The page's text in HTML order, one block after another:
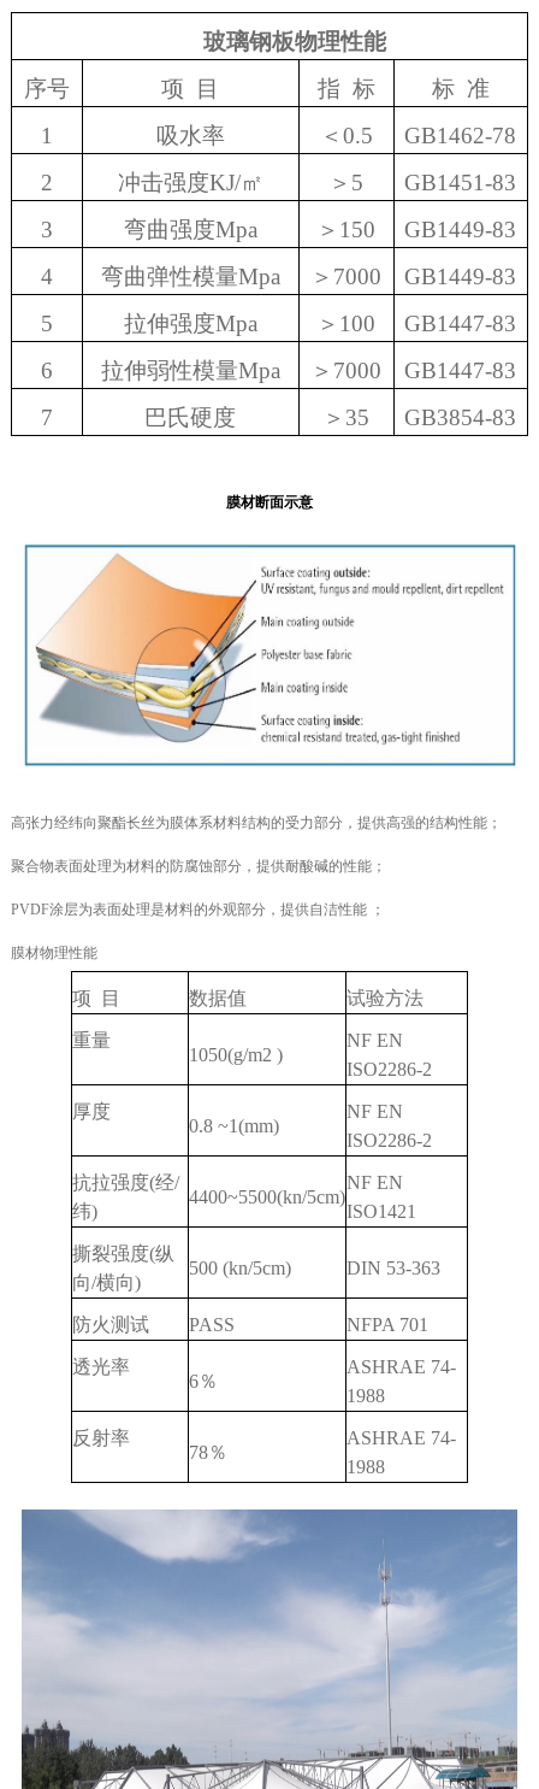
玻璃钢板物理性能
序号
项 目 指 标
标 准
1
吸水率 ＜0.5
GB1462-78
2
冲击强度KJ/㎡ ＞5
GB1451-83
3
弯曲强度Mpa ＞150
GB1449-83
4
弯曲弹性模量Mpa ＞7000
GB1449-83
5
拉伸强度Mpa ＞100
GB1447-83
6
拉伸弱性模量Mpa ＞7000
GB1447-83
7
巴氏硬度 ＞35 GB3854-83
膜材断面示意
高张力经纬向聚酯长丝为膜体系材料结构的受力部分，提供高强的结构性能；
聚合物表面处理为材料的防腐蚀部分，提供耐酸碱的性能；
PVDF涂层为表面处理是材料的外观部分，提供自洁性能 ；
膜材物理性能
项 目 数据值 试验方法
重量
1050(g/m2 )
NF EN
ISO2286-2
厚度
0.8 ~1(mm)
NF EN
ISO2286-2
抗拉强度(经/
纬)
4400~5500(kn/5cm)
NF EN
ISO1421
撕裂强度(纵
向/横向)
500 (kn/5cm) DIN 53-363
防火测试 PASS NFPA 701
透光率
6％
ASHRAE 74-
1988
反射率
78％
ASHRAE 74-
1988